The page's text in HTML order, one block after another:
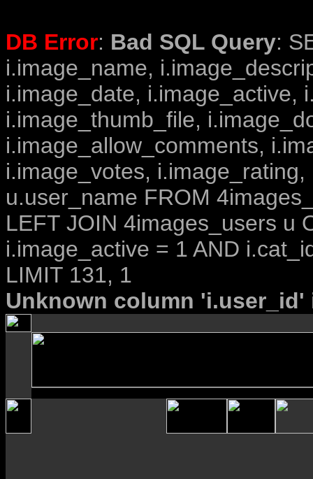
DB Error: Bad SQL Query:
i.image_name,
i.image_date, i.image_active,
i.image_thumb_file,
i.image_allow_comments,
i.image_votes,
u.user_name FROM
LEFT JOIN 4images_users u
i.image_active = 1 AND
LIMIT 131, 1
Unknown column